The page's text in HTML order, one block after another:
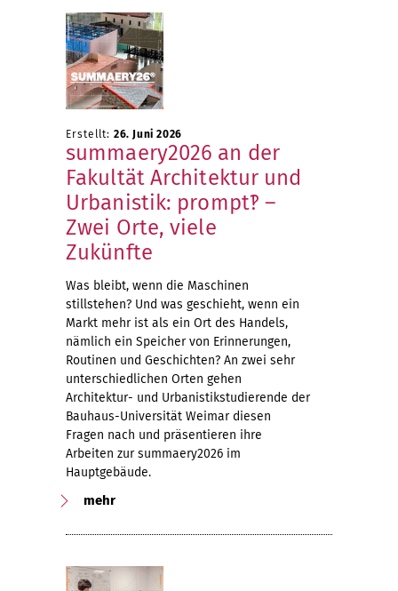
Erstellt: 26. Juni 2026
summaery2026 an der
Fakultät Architektur und
Urbanistik: prompt‽ –
Zwei Orte, viele
Zukünfte
Was bleibt, wenn die Maschinen
stillstehen? Und was geschieht, wenn ein
Markt mehr ist als ein Ort des Handels,
nämlich ein Speicher von Erinnerungen,
Routinen und Geschichten? An zwei sehr
unterschiedlichen Orten gehen
Architektur- und Urbanistikstudierende der
Bauhaus-Universität Weimar diesen
Fragen nach und präsentieren ihre
Arbeiten zur summaery2026 im
Hauptgebäude.
mehr